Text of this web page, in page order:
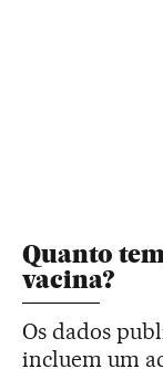
Quanto
vacina?
Os dados
incluem um